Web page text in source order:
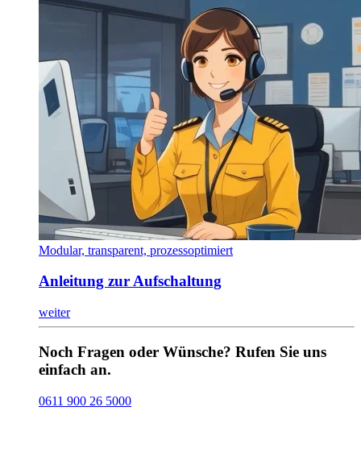
Modular, transparent, prozessoptimiert
Anleitung zur Aufschaltung
weiter
Noch Fragen oder Wünsche? Rufen Sie uns
einfach an.
0611 900 26 5000